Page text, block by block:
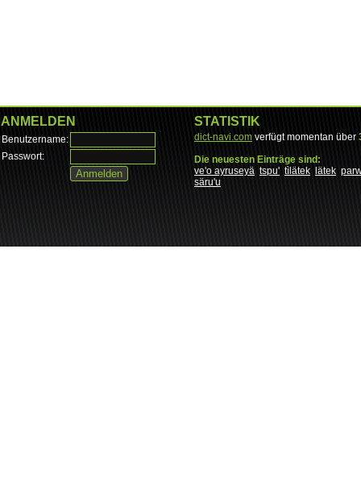
ANMELDEN
Benutzername:
Passwort:
STATISTIK
dict-navi.com verfügt momentan über
Die neuesten Einträge sind:
ve'o ayruseyä tspu' tìlätek lätek
säru'u